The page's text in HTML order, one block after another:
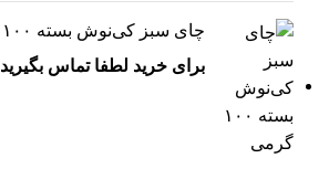
چای سبز کی‌نوش بسته ۱۰۰ گرمی
برای خرید لطفا تماس بگیرید